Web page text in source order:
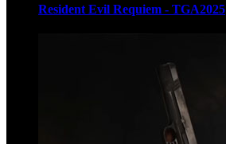
Resident Evil Requiem - TGA2025